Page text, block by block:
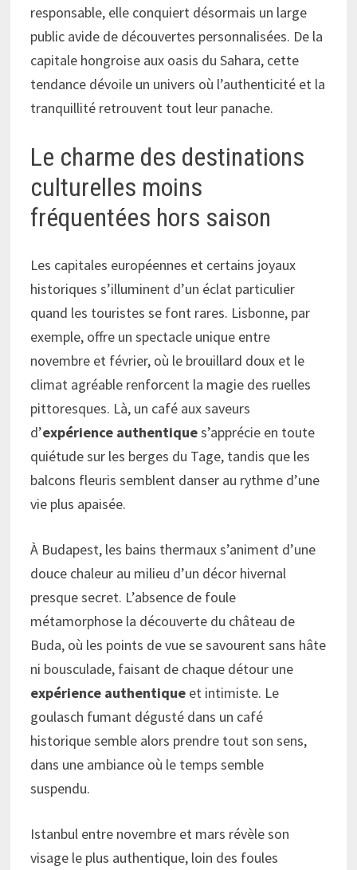
responsable, elle conquiert désormais un large
public avide de découvertes personnalisées. De la
capitale hongroise aux oasis du Sahara, cette
tendance dévoile un univers où l’authenticité et la
tranquillité retrouvent tout leur panache.
Le charme des destinations
culturelles moins
fréquentées hors saison
Les capitales européennes et certains joyaux
historiques s’illuminent d’un éclat particulier
quand les touristes se font rares. Lisbonne, par
exemple, offre un spectacle unique entre
novembre et février, où le brouillard doux et le
climat agréable renforcent la magie des ruelles
pittoresques. Là, un café aux saveurs
d’expérience authentiques’apprécie en toute
quiétude sur les berges du Tage, tandis que les
balcons fleuris semblent danser au rythme d’une
vie plus apaisée.
À Budapest, les bains thermaux s’animent d’une
douce chaleur au milieu d’un décor hivernal
presque secret. L’absence de foule
métamorphose la découverte du château de
Buda, où les points de vue se savourent sans hâte
ni bousculade, faisant de chaque détour une
expérience authentique et intimiste. Le
goulasch fumant dégusté dans un café
historique semble alors prendre tout son sens,
dans une ambiance où le temps semble
suspendu.
Istanbul entre novembre et mars révèle son
visage le plus authentique, loin des foules